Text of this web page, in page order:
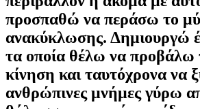
προσπαθώ να περάσω το
ανακύκλωσης. Δημιουργώ
τα οποία θέλω να προβάλω
κίνηση και ταυτόχρονα να
ανθρώπινες μνήμες γύρω